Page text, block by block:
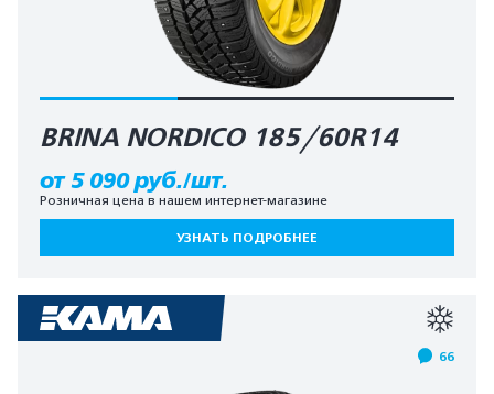
BRINA NORDICO 185/60R14
от 5 090 руб./шт.
Розничная цена в нашем интернет-магазине
УЗНАТЬ ПОДРОБНЕЕ
66